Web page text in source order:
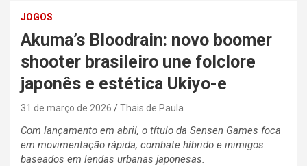
JOGOS
Akuma’s Bloodrain: novo boomer
shooter brasileiro une folclore
japonês e estética Ukiyo-e
31 de março de 2026 Thais de Paula
Com lançamento em abril, o título da Sensen Games foca
em movimentação rápida, combate híbrido e inimigos
baseados em lendas urbanas japonesas.